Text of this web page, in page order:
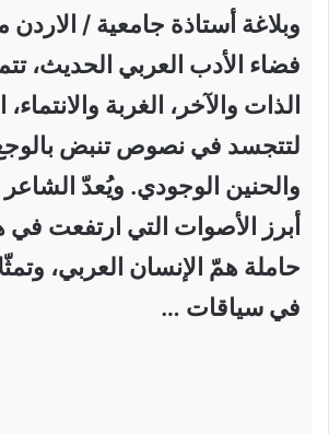
وبلاغة أستاذة جامعية /
فضاء الأدب العربي الحديث،
الذات والآخر، الغربة والانتماء،
لتتجسد في نصوص تنبض بالوجع
والحنين الوجودي. ويُعدّ
أبرز الأصوات التي ارتفعت في
حاملة همّ الإنسان العربي،
في سياقات …